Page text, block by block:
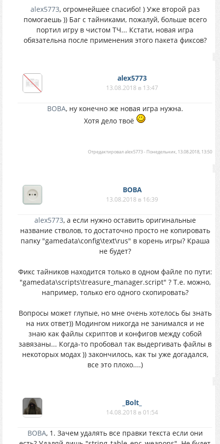
alex5773, огромнейшее спасибо! ) Уже второй раз
помогаешь )) Баг с тайниками, пожалуй, больше всего
портил игру в чистом ТЧ... Кстати, новая игра
обязательна после применения этого пакета фиксов?
alex5773
13.08.2018 в 13:47
BOBA, ну конечно же новая игра нужна.
Хотя дело твоё
Отредактировалalex5773- Понедельник, 13.08.2018, 13:50
BOBA
13.08.2018 в 16:39
alex5773, а если нужно оставить оригинальные
название стволов, то достаточно просто не копировать
папку "gamedata\config\text\rus" в корень игры? Краша
не будет?
Фикс тайников находится только в одном файле по пути:
"gamedata\scripts\treasure_manager.script" ? Т.е. можно,
например, только его одного скопировать?
Вопросы может глупые, но мне очень хотелось бы знать
на них ответ)) Модингом никогда не занимался и не
знаю как файлы скриптов и конфигов между собой
завязаны... Когда-то пробовал так выдергивать файлы в
некоторых модах )) закончилось, как ты уже догадался,
все это плохо....)
_Bolt_
14.08.2018 в 01:54
BOBA, 1. Зачем удалять все правки текста если они